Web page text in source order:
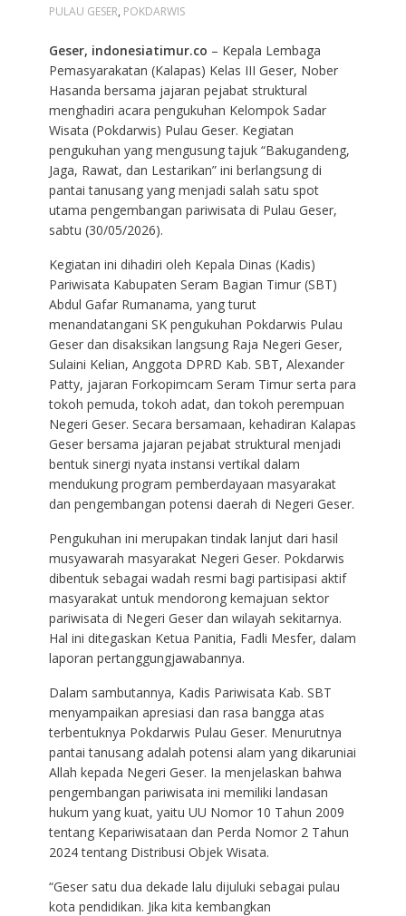
PULAU GESER, POKDARWIS
Geser, indonesiatimur.co – Kepala Lembaga
Pemasyarakatan (Kalapas) Kelas III Geser, Nober
Hasanda bersama jajaran pejabat struktural
menghadiri acara pengukuhan Kelompok Sadar
Wisata (Pokdarwis) Pulau Geser. Kegiatan
pengukuhan yang mengusung tajuk “Bakugandeng,
Jaga, Rawat, dan Lestarikan” ini berlangsung di
pantai tanusang yang menjadi salah satu spot
utama pengembangan pariwisata di Pulau Geser,
sabtu (30/05/2026).
Kegiatan ini dihadiri oleh Kepala Dinas (Kadis)
Pariwisata Kabupaten Seram Bagian Timur (SBT)
Abdul Gafar Rumanama, yang turut
menandatangani SK pengukuhan Pokdarwis Pulau
Geser dan disaksikan langsung Raja Negeri Geser,
Sulaini Kelian, Anggota DPRD Kab. SBT, Alexander
Patty, jajaran Forkopimcam Seram Timur serta para
tokoh pemuda, tokoh adat, dan tokoh perempuan
Negeri Geser. Secara bersamaan, kehadiran Kalapas
Geser bersama jajaran pejabat struktural menjadi
bentuk sinergi nyata instansi vertikal dalam
mendukung program pemberdayaan masyarakat
dan pengembangan potensi daerah di Negeri Geser.
Pengukuhan ini merupakan tindak lanjut dari hasil
musyawarah masyarakat Negeri Geser. Pokdarwis
dibentuk sebagai wadah resmi bagi partisipasi aktif
masyarakat untuk mendorong kemajuan sektor
pariwisata di Negeri Geser dan wilayah sekitarnya.
Hal ini ditegaskan Ketua Panitia, Fadli Mesfer, dalam
laporan pertanggungjawabannya.
Dalam sambutannya, Kadis Pariwisata Kab. SBT
menyampaikan apresiasi dan rasa bangga atas
terbentuknya Pokdarwis Pulau Geser. Menurutnya
pantai tanusang adalah potensi alam yang dikaruniai
Allah kepada Negeri Geser. Ia menjelaskan bahwa
pengembangan pariwisata ini memiliki landasan
hukum yang kuat, yaitu UU Nomor 10 Tahun 2009
tentang Kepariwisataan dan Perda Nomor 2 Tahun
2024 tentang Distribusi Objek Wisata.
“Geser satu dua dekade lalu dijuluki sebagai pulau
kota pendidikan. Jika kita kembangkan